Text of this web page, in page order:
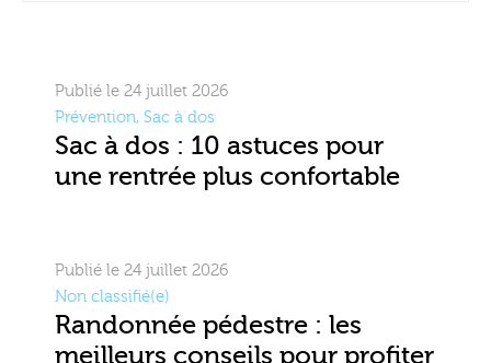
Publié le 24 juillet 2026
Prévention, Sac à dos
Sac à dos : 10 astuces pour
une rentrée plus confortable
Publié le 24 juillet 2026
Non classifié(e)
Randonnée pédestre : les
meilleurs conseils pour profiter